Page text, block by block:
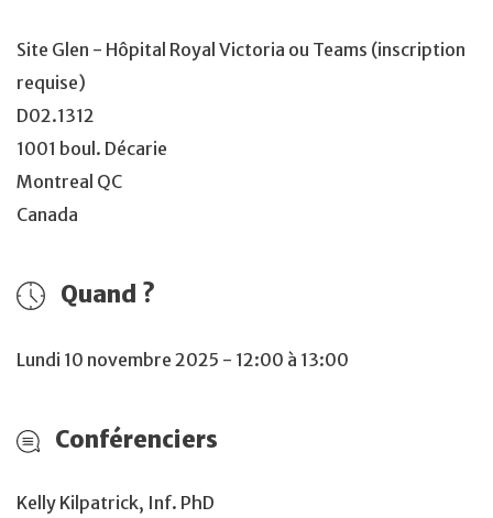
Site Glen - Hôpital Royal Victoria ou Teams (inscription
requise)
D02.1312
1001 boul. Décarie
Montreal QC
Canada
Quand ?
Lundi 10 novembre 2025 - 12:00 à 13:00
Conférenciers
Kelly Kilpatrick, Inf. PhD